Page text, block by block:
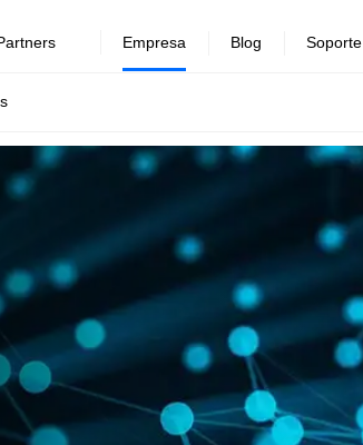
Empresa Blog Soporte